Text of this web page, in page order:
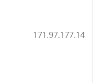
171.97.177.14